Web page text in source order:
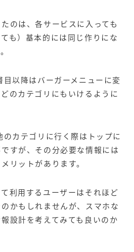
のは、各サービスに入っても
も）基本的には同じ作りにな
以降はバーガーメニューに変
のカテゴリにもいけるように
のカテゴリに行く際はトップに
すが、その分必要な情報には
リットがあります。
利用するユーザーはそれほど
かもしれませんが、スマホな
設計を考えてみても良いのか